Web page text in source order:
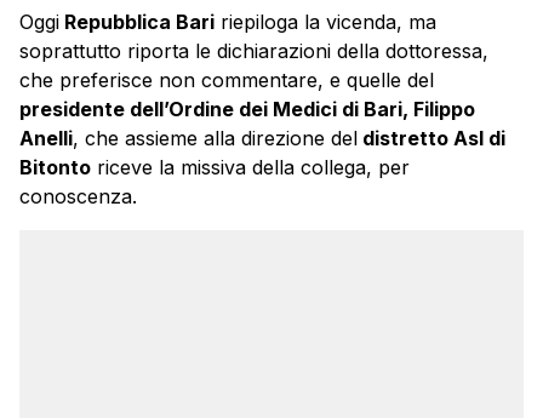
Oggi Repubblica Bari riepiloga la vicenda, ma
soprattutto riporta le dichiarazioni della dottoressa,
che preferisce non commentare, e quelle del
presidente dell’Ordine dei Medici di Bari, Filippo
Anelli, che assieme alla direzione del distretto Asl di
Bitonto riceve la missiva della collega, per
conoscenza.